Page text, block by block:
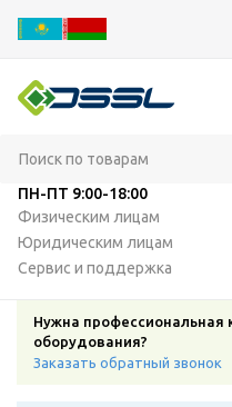
ПН-ПТ 9:00-18:00
Физическим лицам
Юридическим лицам
Сервис и поддержка
Нужна профессиональная
оборудования?
Заказать обратный звонок